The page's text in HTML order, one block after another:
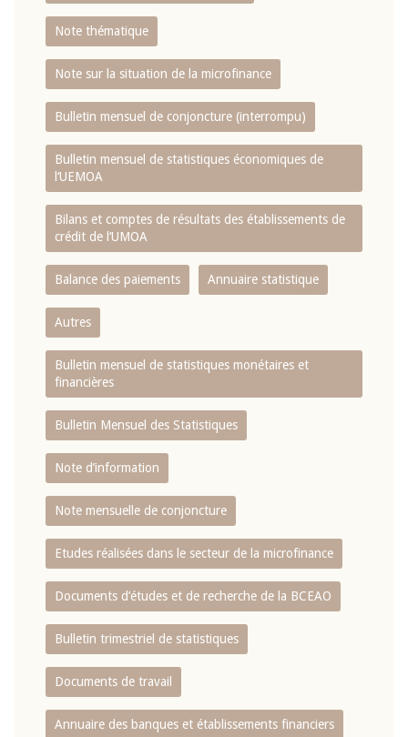
Note thématique
Note sur la situation de la microfinance
Bulletin mensuel de conjoncture (interrompu)
Bulletin mensuel de statistiques économiques de
l‘UEMOA
Bilans et comptes de résultats des établissements de
crédit de l‘UMOA
Balance des paiements Annuaire statistique
Autres
Bulletin mensuel de statistiques monétaires et
financières
Bulletin Mensuel des Statistiques
Note d’information
Note mensuelle de conjoncture
Etudes réalisées dans le secteur de la microfinance
Documents d’études et de recherche de la BCEAO
Bulletin trimestriel de statistiques
Documents de travail
Annuaire des banques et établissements financiers